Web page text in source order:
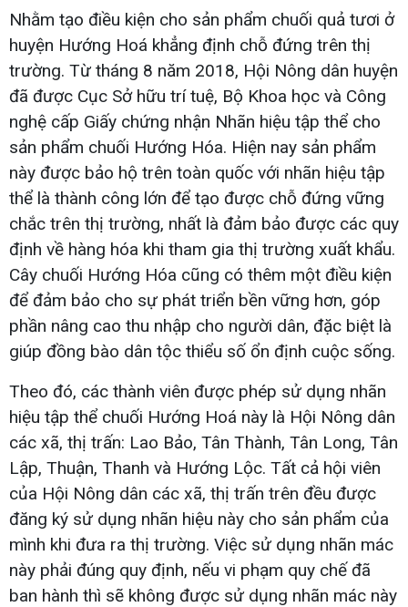
Nhằm tạo điều kiện cho sản phẩm chuối quả tươi ở
huyện Hướng Hoá khẳng định chỗ đứng trên thị
trường. Từ tháng 8 năm 2018, Hội Nông dân huyện
đã được Cục Sở hữu trí tuệ, Bộ Khoa học và Công
nghệ cấp Giấy chứng nhận Nhãn hiệu tập thể cho
sản phẩm chuối Hướng Hóa. Hiện nay sản phẩm
này được bảo hộ trên toàn quốc với nhãn hiệu tập
thể là thành công lớn để tạo được chỗ đứng vững
chắc trên thị trường, nhất là đảm bảo được các quy
định về hàng hóa khi tham gia thị trường xuất khẩu.
Cây chuối Hướng Hóa cũng có thêm một điều kiện
để đảm bảo cho sự phát triển bền vững hơn, góp
phần nâng cao thu nhập cho người dân, đặc biệt là
giúp đồng bào dân tộc thiểu số ổn định cuộc sống.
Theo đó, các thành viên được phép sử dụng nhãn
hiệu tập thể chuối Hướng Hoá này là Hội Nông dân
các xã, thị trấn: Lao Bảo, Tân Thành, Tân Long, Tân
Lập, Thuận, Thanh và Hướng Lộc. Tất cả hội viên
của Hội Nông dân các xã, thị trấn trên đều được
đăng ký sử dụng nhãn hiệu này cho sản phẩm của
mình khi đưa ra thị trường. Việc sử dụng nhãn mác
này phải đúng quy định, nếu vi phạm quy chế đã
ban hành thì sẽ không được sử dụng nhãn mác này